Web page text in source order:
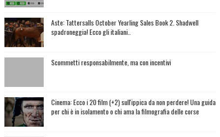
Aste: Tattersalls October Yearling Sales Book 2. Shadwell
spadroneggia! Ecco gli italiani..
Scommetti responsabilmente, ma con incentivi
Cinema: Ecco i 20 film (+2) sull'ippica da non perdere! Una guida
per chi è in isolamento o chi ama la filmografia delle corse